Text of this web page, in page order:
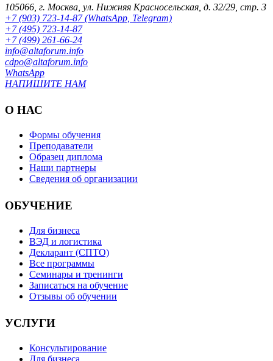
105066, г. Москва, ул. Нижняя Красносельская, д. 32/29, стр. 3
+7 (903) 723-14-87 (WhatsApp, Telegram)
+7 (495) 723-14-87
+7 (499) 261-66-24
info@altaforum.info
cdpo@altaforum.info
WhatsApp
НАПИШИТЕ НАМ
О НАС
Формы обучения
Преподаватели
Образец диплома
Наши партнеры
Сведения об организации
ОБУЧЕНИЕ
Для бизнеса
ВЭД и логистика
Декларант (СПТО)
Все программы
Семинары и тренинги
Записаться на обучение
Отзывы об обучении
УСЛУГИ
Консультирование
Для бизнеса